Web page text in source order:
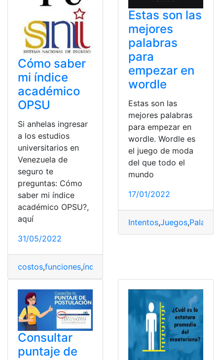
Cómo saber
mi índice
académico
OPSU
Si anhelas ingresar
a los estudios
universitarios en
Venezuela de
seguro te
preguntas: Cómo
saber mi índice
académico OPSU?,
aquí
31/05/2022
costos,funciones,índice académico OPSU
Estas son las
mejores
palabras
para
empezar en
wordle
Estas son las
mejores palabras
para empezar en
wordle. Wordle es
el juego de moda
del que todo el
mundo
17/01/2022
Intentos,Juegos,Palabras
Consultar
puntaje de